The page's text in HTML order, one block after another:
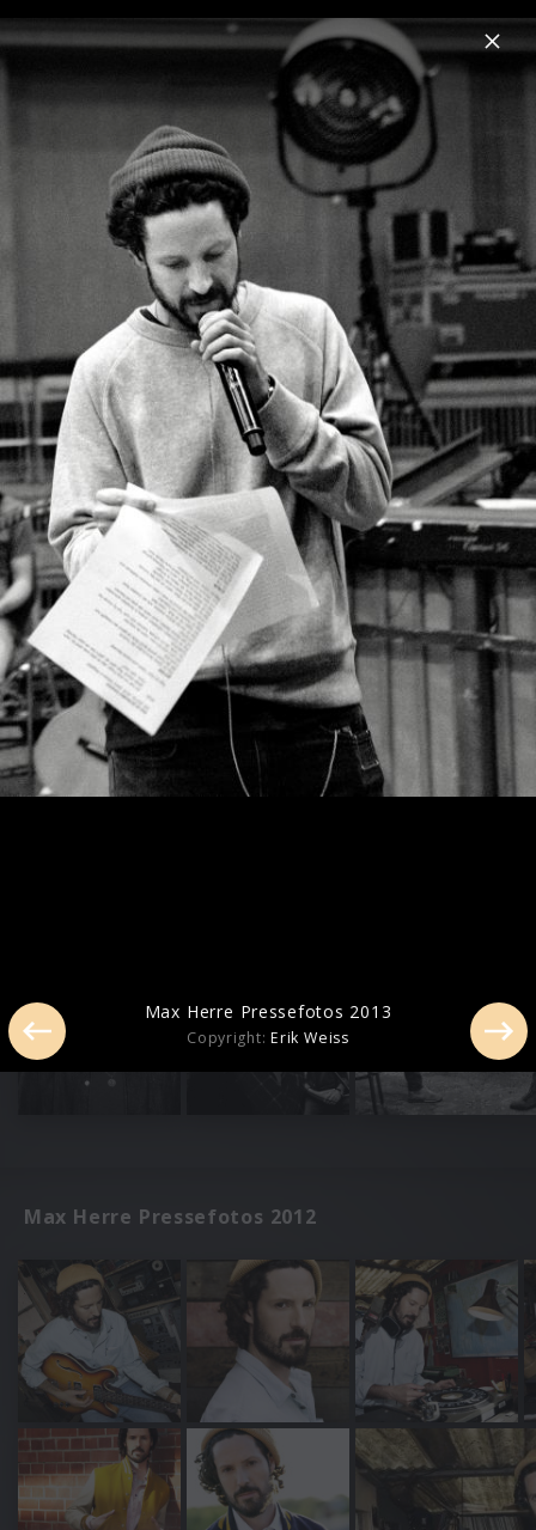
Menu
News Musik Videos Fotos
Pressebilder 2019
Max Herre Pressefotos 2013
Max Herre Pressefotos 2012
Max Herre Pressefotos 2013
Copyright:Erik Weiss